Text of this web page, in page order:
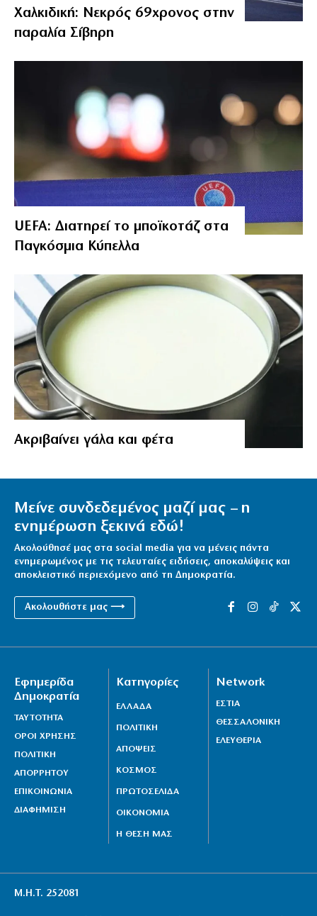
Χαλκιδική: Νεκρός 69χρονος στην
παραλία Σίβηρη
UEFA: Διατηρεί το μποϊκοτάζ στα
Παγκόσμια Κύπελλα
Aκριβαίνει γάλα και φέτα
Μείνε συνδεδεμένος μαζί μας – η
ενημέρωση ξεκινά εδώ!
Ακολούθησέ μας στα social media για να μένεις πάντα
ενημερωμένος με τις τελευταίες ειδήσεις, αποκαλύψεις και
αποκλειστικό περιεχόμενο από τη Δημοκρατία.
Ακολουθήστε μας ⟶
Εφημερίδα
Δημοκρατία
ΤΑΥΤΟΤΗΤΑ
ΟΡΟΙ ΧΡΗΣΗΣ
ΠΟΛΙΤΙΚΗ
ΑΠΟΡΡΗΤΟΥ
ΕΠΙΚΟΙΝΩΝΙΑ
ΔΙΑΦΗΜΙΣΗ
Κατηγορίες
ΕΛΛΑΔΑ
ΠΟΛΙΤΙΚΗ
ΑΠΟΨΕΙΣ
ΚΟΣΜΟΣ
ΠΡΩΤΟΣΕΛΙΔΑ
ΟΙΚΟΝΟΜΙΑ
Η ΘΕΣΗ ΜΑΣ
Network
ΕΣΤΙΑ
ΘΕΣΣΑΛΟΝΙΚΗ
ΕΛΕΥΘΕΡΙΑ
Μ.Η.Τ. 252081